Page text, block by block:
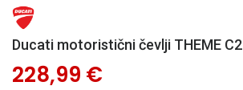
Ducati motoristični čevlji THEME C2
228,99 €